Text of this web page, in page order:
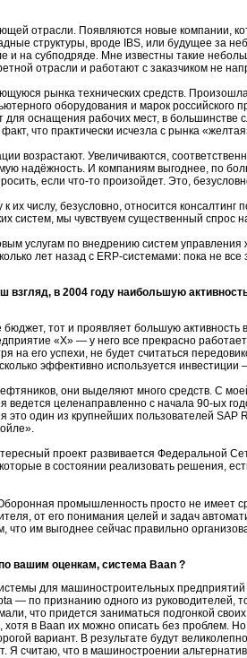
отрасли. Появляются новые компании,
структуры, вроде IBS, или будущее за
и на субподряде. Мне известны такие
отрасли и работают с заказчиком не
рынка технических средств.
оборудования и марок российского
оснащения рабочих мест, в большинстве
что практически исчезла с рынка
возрастают. Увеличиваются,
надёжность. И компаниям выгоднее, по
если что-то произойдет. Это,
их числу, безусловно, относится консалтинг
систем, мы чувствуем существенный спрос
услугам по внедрению систем
лет назад с ERP-системами: пока не все
в 2004 году наибольшую
тот и проявляет большую активность
«Х» — у него все прекрасно
на его успехи, не будет считаться
эффективно используется инвестиции
они выделяют много средств. С
ведется целенаправленно с начала 90-ых
это один из крупнейших пользователей SAP
проект развивается Федеральной
в состоянии реализовать решения,
промышленность просто не имеет
от его понимания целей и задач
что им выгоднее сейчас правильно
вашим оценкам, система Baan ?
для машиностроительных предприятий
— по признанию одного из руководителей,
что придется заниматься подгонкой
в Baan их можно описать без проблем.
вариант. В результате будут
Я считаю, что в машиностроении